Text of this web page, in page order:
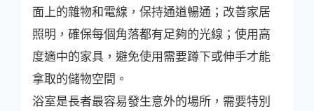
面上的雜物和電線，保持通道暢通；改善家居
照明，確保每個角落都有足夠的光線；使用高
度適中的家具，避免使用需要蹲下或伸手才能
拿取的儲物空間。
浴室是長者最容易發生意外的場所，需要特別